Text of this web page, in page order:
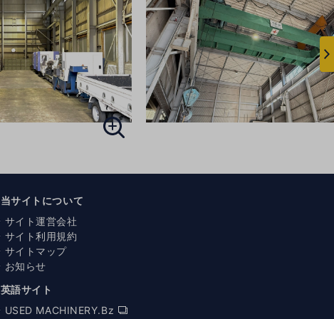
へ
当サイトについて
サイト運営会社
サイト利用規約
サイトマップ
お知らせ
英語サイト
USED MACHINERY.Bz